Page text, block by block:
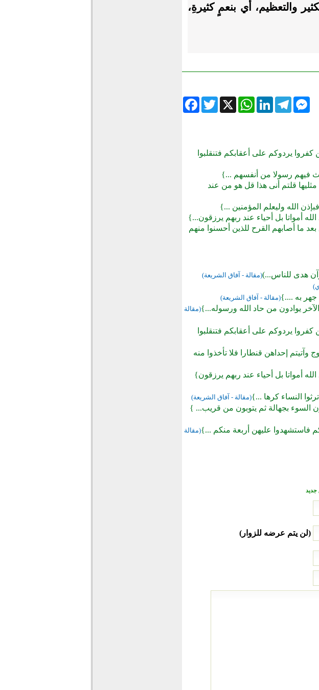
والتعظيم، أي بنعمٍ كثيرةِ،
FacebookTwitter X
WhatsAppLinkedInTelegram
Messenger
كفروا يردوكم على أعقابكم فتنقلبوا
فيهم رسولا من أنفسهم ...}
قلتم أنى هذا قل هو من عند
الله وليعلم المؤمنين ...}
أمواتا بل أحياء عند ربهم يرزقون...}
ما أصابهم القرح للذين أحسنوا منهم
هدى للناس...)(مقالة - آفاق الشريعة)
جهر به ....}(مقالة - آفاق الشريعة)
يوادون من حاد الله ورسوله...}(مقالة
كفروا يردوكم على أعقابكم فتنقلبوا
إحداهن قنطارا فلا تأخذوا منه
أمواتا بل أحياء عند ربهم يرزقون}
النساء كرها ...}(مقالة - آفاق الشريعة)
السوء بجهالة ثم يتوبون من قريب... }
فاستشهدوا عليهن أربعة منكم ...}(مقالة
جديد
(لن يتم عرضه للزوار)